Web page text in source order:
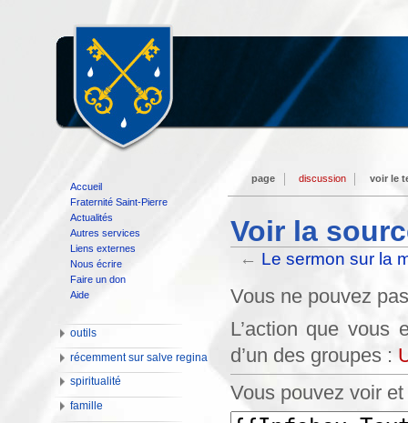
Voir la
← Le sermon sur la
Vous ne pouvez
L’action que vous
d’un des groupes :
Vous pouvez voir
page discussion voir le
Accueil
Fraternité Saint-Pierre
Actualités
Autres services
Liens externes
Nous écrire
Faire un don
Aide
outils
récemment sur salve regina
spiritualité
famille